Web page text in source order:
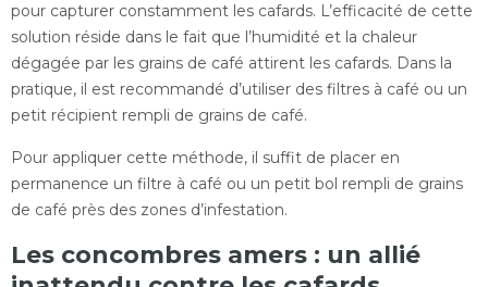
pour capturer constamment les cafards. L’efficacité de cette
solution réside dans le fait que l’humidité et la chaleur
dégagée par les grains de café attirent les cafards. Dans la
pratique, il est recommandé d’utiliser des filtres à café ou un
petit récipient rempli de grains de café.
Pour appliquer cette méthode, il suffit de placer en
permanence un filtre à café ou un petit bol rempli de grains
de café près des zones d’infestation.
Les concombres amers : un allié